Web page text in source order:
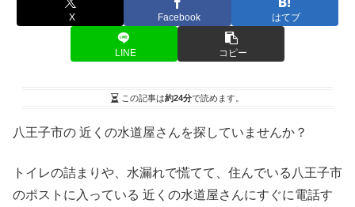
X Facebook はてブ
LINE コピー
この記事は約24分で読めます。
八王子市の 近くの水道屋さんを探していませんか？
トイレの詰まりや、水漏れで慌てて、住んでいる八王子市
のポストに入っている 近くの水道屋さんにすぐに電話す